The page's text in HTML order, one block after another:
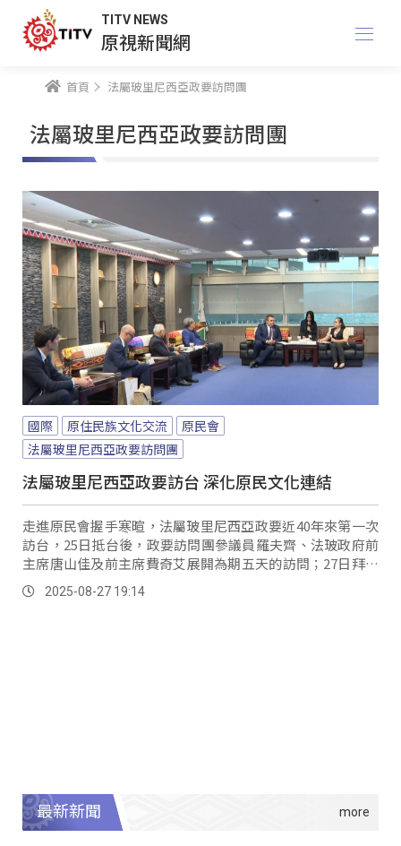
TITV NEWS
原視新聞網
首頁 法屬玻里尼西亞政要訪問團
法屬玻里尼西亞政要訪問團
國際 原住民族文化交流
原民會
法屬玻里尼西亞政要訪問團
法屬玻里尼西亞政要訪台 深化原民文化連結
走進原民會握手寒暄，法屬玻里尼西亞政要近40年來第一次
訪台，25日抵台後，政要訪問團參議員羅夫齊、法玻政府前
主席唐山佳及前主席費奇艾展開為期五天的訪問；27日拜會
原民會，雙方針對民族起源議題熱烈討論，也在一來一往間
初步擬出未來合作的方向。
2025-08-27 19:14
最新新聞